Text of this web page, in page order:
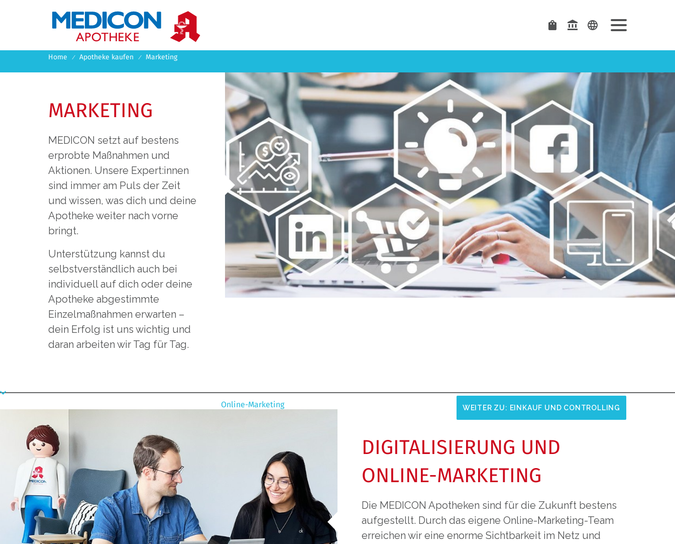

Home Apotheke kaufen Marketing
MARKETING
MEDICON setzt auf bestens
erprobte Maßnahmen und
Aktionen. Unsere Expert:innen
sind immer am Puls der Zeit
und wissen, was dich und deine
Apotheke weiter nach vorne
bringt.
Unterstützung kannst du
selbstverständlich auch bei
individuell auf dich oder deine
Apotheke abgestimmte
Einzelmaßnahmen erwarten –
dein Erfolg ist uns wichtig und
daran arbeiten wir Tag für Tag.
Online-Marketing WEITER ZU: EINKAUF UND CONTROLLING
DIGITALISIERUNG UND
ONLINE-MARKETING
Die MEDICON Apotheken sind für die Zukunft bestens
aufgestellt. Durch das eigene Online-Marketing-Team
erreichen wir eine enorme Sichtbarkeit im Netz und